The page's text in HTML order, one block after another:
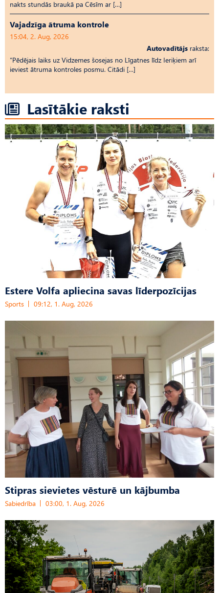
nakts stundās braukā pa Cēsīm ar […]
Vajadzīga ātruma kontrole
15:04, 2. Aug, 2026
Autovadītājs raksta:
“Pēdējais laiks uz Vid­ze­mes šosejas no Līgatnes līdz Ieriķiem arī
ieviest ātruma kontroles posmu. Citādi […]
Lasītākie raksti
Estere Volfa apliecina savas līderpozīcijas
Sports 09:12, 1. Aug, 2026
Stipras sievietes vēsturē un kājbumba
Sabiedrība 03:00, 1. Aug, 2026